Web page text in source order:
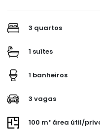
3 quartos
1 suítes
1 banheiros
3 vagas
100 m² área útil/